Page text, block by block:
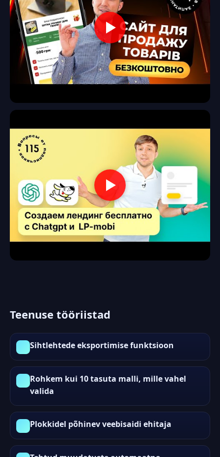
Teenuse tööriistad
Sihtlehtede eksportimise funktsioon
Rohkem kui 10 tasuta malli, mille vahel
valida
Plokkidel põhinev veebisaidi ehitaja